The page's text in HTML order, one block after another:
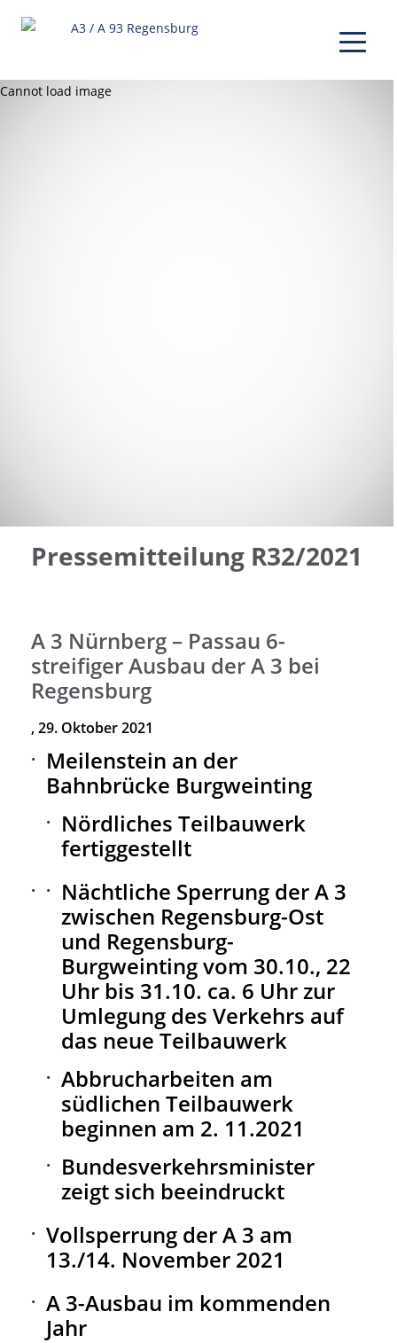
Pressemitteilung R32/2021
Cannot load image
A 3 Nürnberg – Passau 6-
streifiger Ausbau der A 3 bei
Regensburg
, 29. Oktober 2021
Meilenstein an der
Bahnbrücke Burgweinting
Nördliches Teilbauwerk
fertiggestellt
Nächtliche Sperrung der A 3
zwischen Regensburg-Ost
und Regensburg-
Burgweinting vom 30.10., 22
Uhr bis 31.10. ca. 6 Uhr zur
Umlegung des Verkehrs auf
das neue Teilbauwerk
Abbrucharbeiten am
südlichen Teilbauwerk
beginnen am 2. 11.2021
Bundesverkehrsminister
zeigt sich beeindruckt
Vollsperrung der A 3 am
13./14. November 2021
A 3-Ausbau im kommenden
Jahr